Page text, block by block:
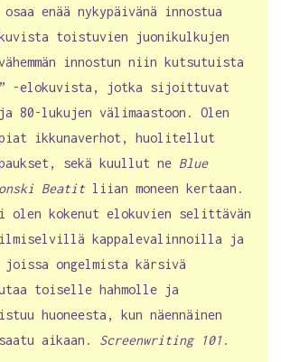
osaa enää nykypäivänä innostua
toistuvien juonikulkujen
innostun niin kutsutuista
-elokuvista, jotka sijoittuvat
80-lukujen välimaastoon. Olen
ikkunaverhot, huolitellut
sekä kuullut ne Blue
Beatit liian moneen kertaan.
olen kokenut elokuvien selittävän
kappalevalinnoilla ja
ongelmista kärsivä
toiselle hahmolle ja
huoneesta, kun näennäinen
aikaan. Screenwriting 101.